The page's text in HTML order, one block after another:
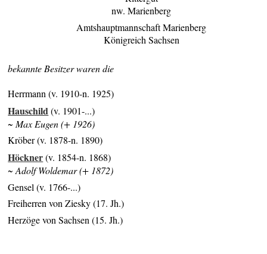
nw. Marienberg
Amtshauptmannschaft Marienberg
Königreich Sachsen
bekannte Besitzer waren die
Herrmann (v. 1910-n. 1925)
Hauschild(v. 1901-...)
~ Max Eugen (+ 1926)
Kröber (v. 1878-n. 1890)
Höckner(v. 1854-n. 1868)
~ Adolf Woldemar (+ 1872)
Gensel (v. 1766-...)
Freiherren von Ziesky (17. Jh.)
Herzöge von Sachsen (15. Jh.)